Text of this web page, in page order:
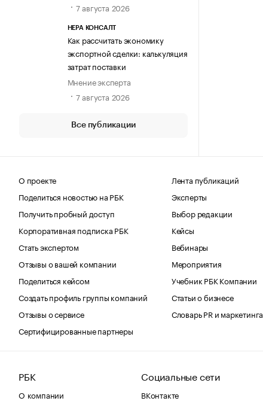
7 августа 2026
НЕРА КОНСАЛТ
Как рассчитать экономику
экспортной сделки: калькуляция
затрат поставки
Мнение эксперта
7 августа 2026
Все публикации
О проекте
Поделиться новостью на РБК
Получить пробный доступ
Корпоративная подписка РБК
Стать экспертом
Отзывы о вашей компании
Поделиться кейсом
Создать профиль группы компаний
Отзывы о сервисе
Сертифицированные партнеры
Лента публикаций
Эксперты
Выбор редакции
Кейсы
Вебинары
Мероприятия
Учебник РБК Компании
Статьи о бизнесе
Словарь PR и маркетинга
РБК
О компании
Социальные сети
ВКонтакте